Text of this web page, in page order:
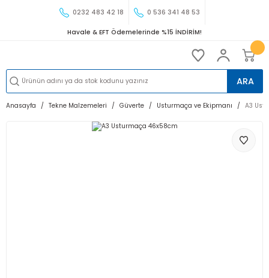
0232 483 42 18 0 536 341 48 53
Havale & EFT Ödemelerinde %15 İNDİRİM!
ARA
Anasayfa Tekne Malzemeleri Güverte Usturmaça ve Ekipmanı A3